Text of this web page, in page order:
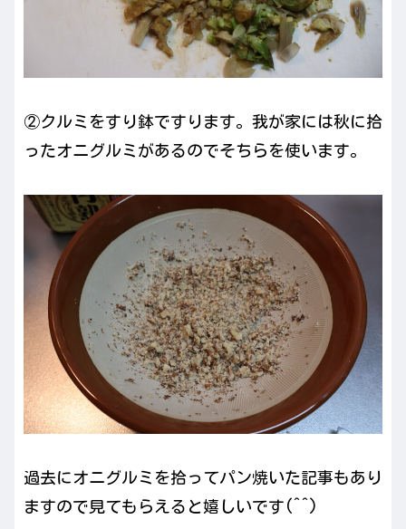
②クルミをすり鉢ですります。我が家には秋に拾
ったオニグルミがあるのでそちらを使います。
過去にオニグルミを拾ってパン焼いた記事もあり
ますので見てもらえると嬉しいです(^^)